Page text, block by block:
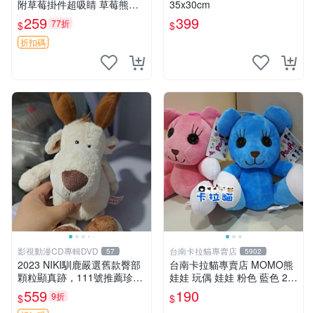
附草莓掛件超吸睛 草莓熊手
提包 草莓掛件 可愛portunes
e
$259 77折
折扣碼
35x30cm
$399
影視動漫CD專輯DVD 57
2023 NIKI馴鹿嚴選舊款臀部
顆粒顯真跡，111號推薦珍藏
品 馴鹿 舊款 尾巴顆粒
$559 9折
台南卡拉貓專賣店 5902
台南卡拉貓專賣店 MOMO熊
娃娃 玩偶 娃娃 粉色 藍色 2色
分售
$190